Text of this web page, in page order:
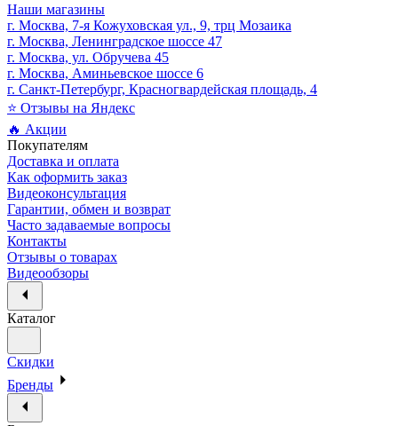
Наши магазины
г. Москва, 7-я Кожуховская ул., 9, трц Мозаика
г. Москва, Ленинградское шоссе 47
г. Москва, ул. Обручева 45
г. Москва, Аминьевское шоссе 6
г. Санкт-Петербург, Красногвардейская площадь, 4
⭐ Отзывы на Яндекс
🔥 Акции
Покупателям
Доставка и оплата
Как оформить заказ
Видеоконсультация
Гарантии, обмен и возврат
Часто задаваемые вопросы
Контакты
Отзывы о товарах
Видеообзоры
Каталог
Скидки
Бренды